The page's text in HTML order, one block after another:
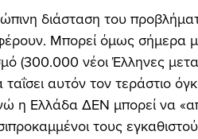
διάσταση του
Μπορεί όμως σήμερα
(300.000 νέοι Έλληνες
ταΐσει αυτόν τον
η Ελλάδα ΔΕΝ μπορεί να
τους